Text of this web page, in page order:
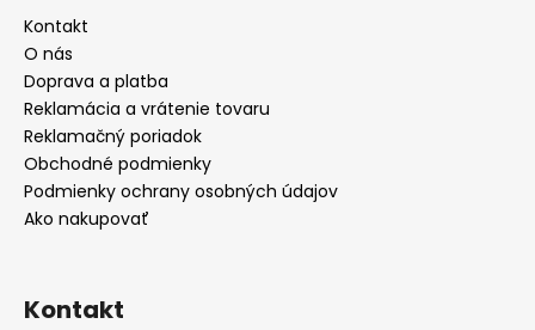
Kontakt
O nás
Doprava a platba
Reklamácia a vrátenie tovaru
Reklamačný poriadok
Obchodné podmienky
Podmienky ochrany osobných údajov
Ako nakupovať
Kontakt